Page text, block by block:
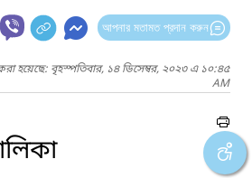
আপনার মতামত প্রদান করুন
হয়েছে: বৃহস্পতিবার, ১৪ ডিসেম্বর, ২০২৩ এ ১০:৪৫
AM